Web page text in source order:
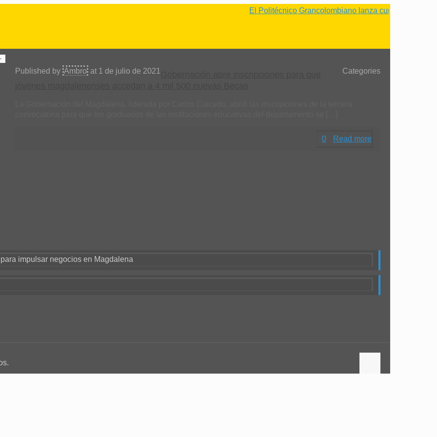
El Politécnico Grancolombiano lanza cursos gratuitos
Published byAmbro at 1 de julio de 2021 Categories
0 Read more
impulsar negocios en Magdalena